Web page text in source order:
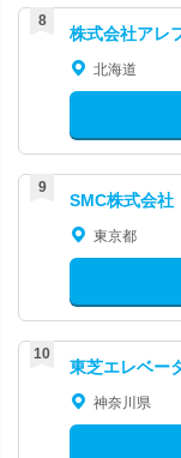
株式会社アレ
北海道
SMC株式会社
東京都
東芝エレベー
神奈川県